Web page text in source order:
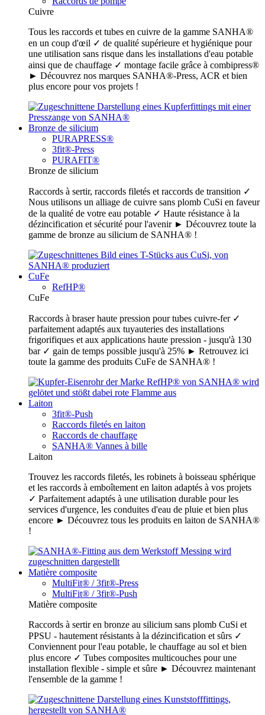
Cuivre
Tous les raccords et tubes en cuivre de la gamme SANHA®
en un coup d'œil ✓ de qualité supérieure et hygiénique pour
une utilisation sans risque dans les installations d'eau potable
ainsi que de chauffage ✓ montage facile grâce à combipress®
► Découvrez nos marques SANHA®-Press, ACR et bien
plus encore pour vos projets !
Bronze de silicium
PURAPRESS®
3fit®-Press
PURAFIT®
Bronze de silicium
Raccords à sertir, raccords filetés et raccords de transition ✓
Nous utilisons un alliage de cuivre sans plomb CuSi en faveur
de la qualité de votre eau potable ✓ Haute résistance à la
dézincification et sécurité pour l'avenir ► Découvrez toute la
gamme de bronze au silicium de SANHA® !
CuFe
RefHP®
CuFe
Raccords à braser haute pression pour tubes cuivre-fer ✓
parfaitement adaptés aux tuyauteries des installations
frigorifiques et aux applications haute pression - jusqu'à 130
bar ✓ gain de temps possible jusqu'à 25% ► Retrouvez ici
toute la gamme des produits CuFe de SANHA® !
Laiton
3fit®-Push
Raccords filetés en laiton
Raccords de chauffage
SANHA® Vannes à bille
Laiton
Trouvez les raccords filetés, les robinets à boisseau sphérique
et les raccords à emboîtement en laiton adaptés à vos projets
✓ Parfaitement adaptés à une utilisation durable pour les
services d'urgence, les conduites d'eau de pluie et bien plus
encore ► Découvrez tous les produits en laiton de SANHA®
!
Matière composite
MultiFit® / 3fit®-Press
MultiFit® / 3fit®-Push
Matière composite
Raccords à sertir en bronze au silicium sans plomb CuSi et
PPSU - hautement résistants à la dézincification et sûrs ✓
Conviennent pour l'eau potable, le chauffage au sol et bien
plus encore ✓ Tubes composites multicouches pour une
installation flexible - simple et sûre ► Découvrez maintenant
l'ensemble de la gamme !